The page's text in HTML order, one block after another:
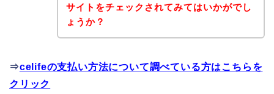
サイトをチェックされてみてはいかがでし
ょうか？
⇒celifeの支払い方法について調べている方はこちらを
クリック